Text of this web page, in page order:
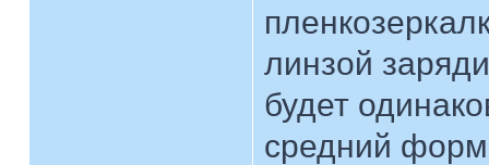
линзой
будет
средний